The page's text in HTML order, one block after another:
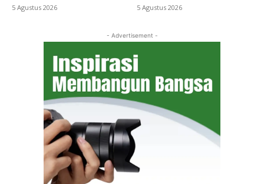
5 Agustus 2026
5 Agustus 2026
- Advertisement -